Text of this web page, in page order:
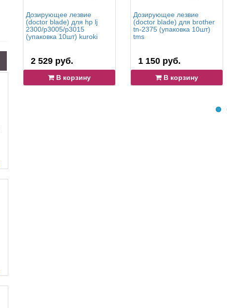
Дозирующее лезвие
(doctor blade) для hp lj
2300/p3005/p3015
(упаковка 10шт) kuroki
2 529 руб.
В корзину
Дозирующее лезвие
(doctor blade) для brother
tn-2375 (упаковка 10шт)
tms
1 150 руб.
В корзину